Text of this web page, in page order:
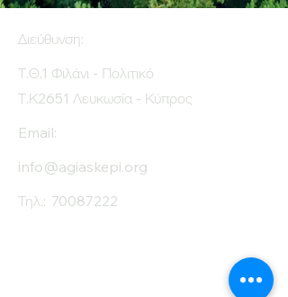
sugar (g)
Protein (g)
Διεύθυνση:
Τ.Θ.1 Φιλάνι - Πολιτικό
Τ.Κ2651 Λευκωσία - Κύπρος
Email:
info@agiaskepi.org
Τηλ.: 70087222